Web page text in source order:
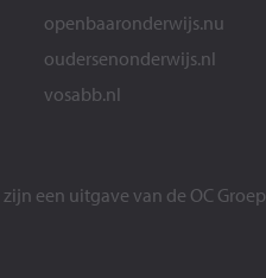
openbaaronderwijs.nu
oudersenonderwijs.nl
vosabb.nl
zijn een uitgave van de OC Groep